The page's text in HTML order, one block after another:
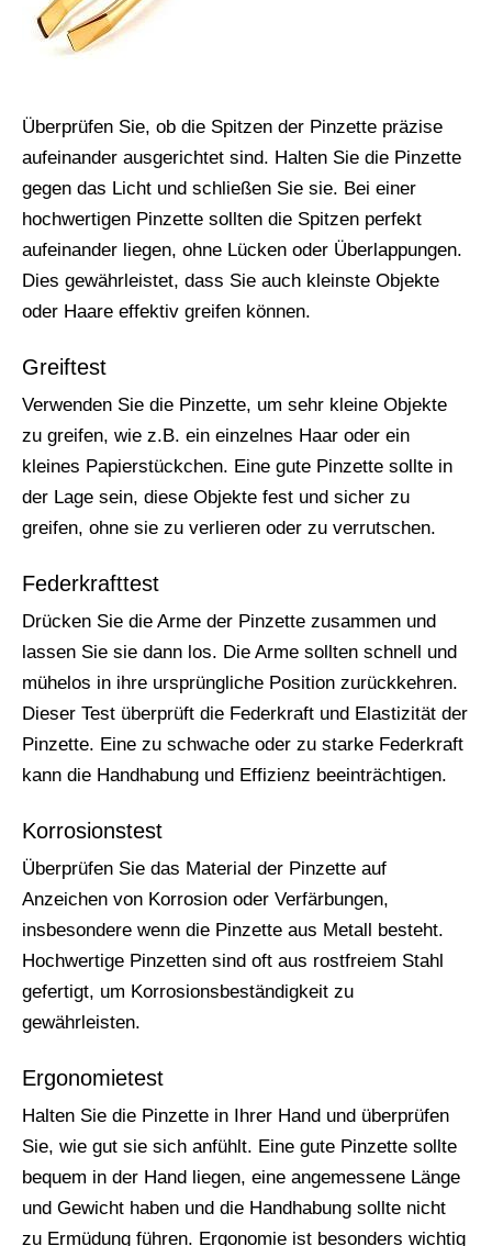
Überprüfen Sie, ob die Spitzen der Pinzette präzise
aufeinander ausgerichtet sind. Halten Sie die Pinzette
gegen das Licht und schließen Sie sie. Bei einer
hochwertigen Pinzette sollten die Spitzen perfekt
aufeinander liegen, ohne Lücken oder Überlappungen.
Dies gewährleistet, dass Sie auch kleinste Objekte
oder Haare effektiv greifen können.
Greiftest
Verwenden Sie die Pinzette, um sehr kleine Objekte
zu greifen, wie z.B. ein einzelnes Haar oder ein
kleines Papierstückchen. Eine gute Pinzette sollte in
der Lage sein, diese Objekte fest und sicher zu
greifen, ohne sie zu verlieren oder zu verrutschen.
Federkrafttest
Drücken Sie die Arme der Pinzette zusammen und
lassen Sie sie dann los. Die Arme sollten schnell und
mühelos in ihre ursprüngliche Position zurückkehren.
Dieser Test überprüft die Federkraft und Elastizität der
Pinzette. Eine zu schwache oder zu starke Federkraft
kann die Handhabung und Effizienz beeinträchtigen.
Korrosionstest
Überprüfen Sie das Material der Pinzette auf
Anzeichen von Korrosion oder Verfärbungen,
insbesondere wenn die Pinzette aus Metall besteht.
Hochwertige Pinzetten sind oft aus rostfreiem Stahl
gefertigt, um Korrosionsbeständigkeit zu
gewährleisten.
Ergonomietest
Halten Sie die Pinzette in Ihrer Hand und überprüfen
Sie, wie gut sie sich anfühlt. Eine gute Pinzette sollte
bequem in der Hand liegen, eine angemessene Länge
und Gewicht haben und die Handhabung sollte nicht
zu Ermüdung führen. Ergonomie ist besonders wichtig